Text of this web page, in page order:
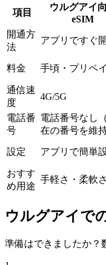
項目
ウルグアイ
eSIM
開通方
法
アプリですぐ
料金 手頃・プリペ
通信速
度
4G/5G
電話番
号
電話番号なし
在の番号を維持
設定 アプリで簡単
おすす
め用途
手軽さ・柔軟さ
ウルグアイで
準備はできましたか？